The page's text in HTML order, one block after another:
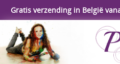
Gratis verzending in België